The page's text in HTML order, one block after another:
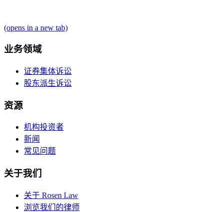
(opens in a new tab)
业务领域
证券集体诉讼
股东派生诉讼
资源
机构投资者
新闻
常见问题
关于我们
关于 Rosen Law
浏览我们的律师